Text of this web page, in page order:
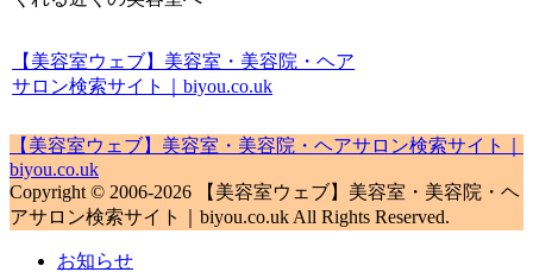
【美容室ウェブ】美容室・美容院・ヘア
サロン検索サイト｜biyou.co.uk
【美容室ウェブ】美容室・美容院・ヘアサロン検索サイト｜
biyou.co.uk
Copyright © 2006-2026 【美容室ウェブ】美容室・美容院・ヘ
アサロン検索サイト｜biyou.co.uk All Rights Reserved.
お知らせ